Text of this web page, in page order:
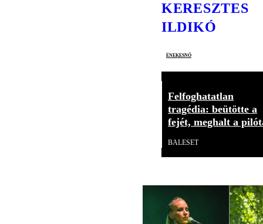
KERESZTES
ILDIKÓ
énekesnő
Felfoghatatlan
tragédia: beütötte a
fejét, meghalt a
BALESET